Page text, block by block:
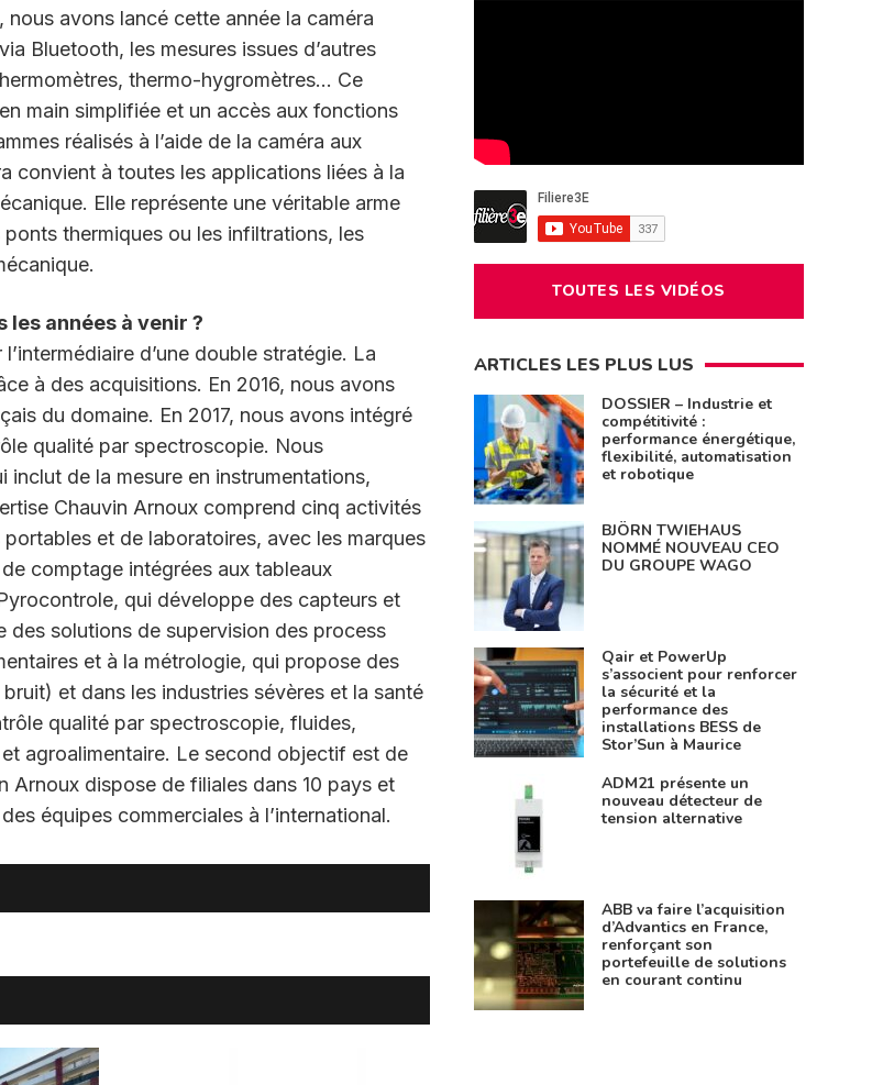
nous avons lancé cette année la caméra
Bluetooth, les mesures issues d’autres
thermo-hygromètres… Ce
main simplifiée et un accès aux fonctions
réalisés à l’aide de la caméra aux
convient à toutes les applications liées à la
Elle représente une véritable arme
thermiques ou les infiltrations, les
les années à venir ?
d’une double stratégie. La
à des acquisitions. En 2016, nous avons
du domaine. En 2017, nous avons intégré
qualité par spectroscopie. Nous
de la mesure en instrumentations,
Chauvin Arnoux comprend cinq activités
et de laboratoires, avec les marques
comptage intégrées aux tableaux
qui développe des capteurs et
des solutions de supervision des process
et à la métrologie, qui propose des
et dans les industries sévères et la santé
qualité par spectroscopie, fluides,
agroalimentaire. Le second objectif est de
Arnoux dispose de filiales dans 10 pays et
équipes commerciales à l’international.
TOUTES LES VIDÉOS
ARTICLES LES PLUS LUS
DOSSIER – Industrie et
compétitivité :
performance énergétique,
flexibilité, automatisation
et robotique
BJÖRN TWIEHAUS
NOMMÉ NOUVEAU CEO
DU GROUPE WAGO
Qair et PowerUp
s’associent pour renforcer
la sécurité et la
performance des
installations BESS de
Stor’Sun à Maurice
ADM21 présente un
nouveau détecteur de
tension alternative
ABB va faire l’acquisition
d’Advantics en France,
renforçant son
portefeuille de solutions
en courant continu